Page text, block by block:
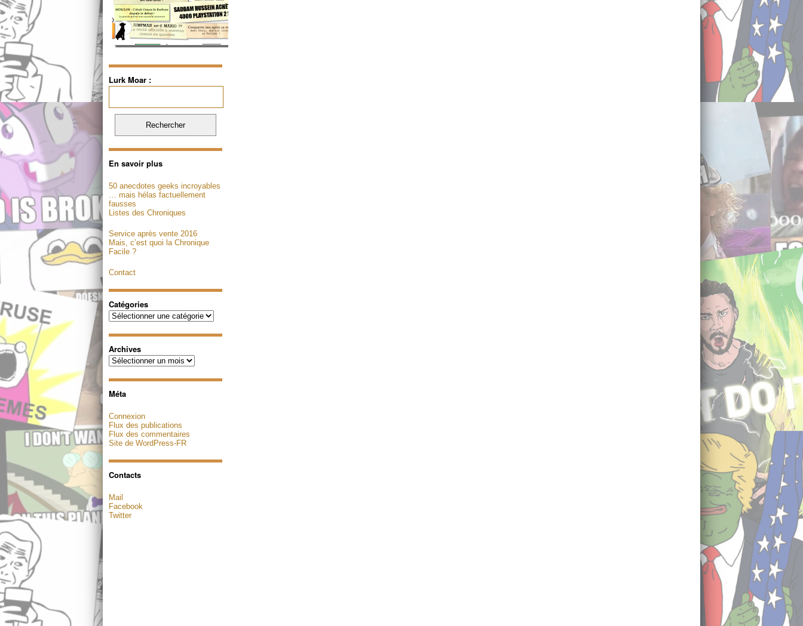
Lurk Moar :
En savoir plus
50 anecdotes geeks incroyables
… mais hélas factuellement
fausses
Listes des Chroniques
Service après vente 2016
Mais, c’est quoi la Chronique
Facile ?
Contact
Catégories
Catégories
Archives
Archives
Méta
Connexion
Flux des publications
Flux des commentaires
Site de WordPress-FR
Contacts
Mail
Facebook
Twitter